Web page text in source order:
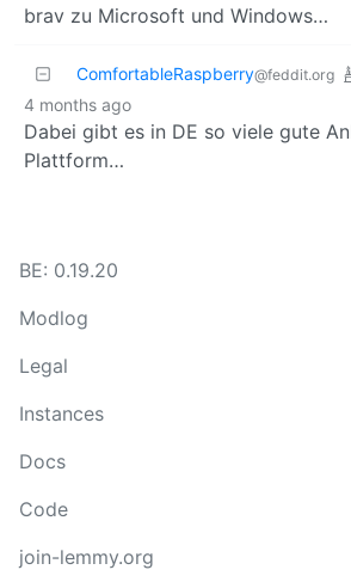
brav zu Microsoft und Windows…
ComfortableRaspberry@feddit.org
4 months ago
Dabei gibt es in DE so viele gute
Plattform…
BE: 0.19.20
Modlog
Legal
Instances
Docs
Code
join-lemmy.org